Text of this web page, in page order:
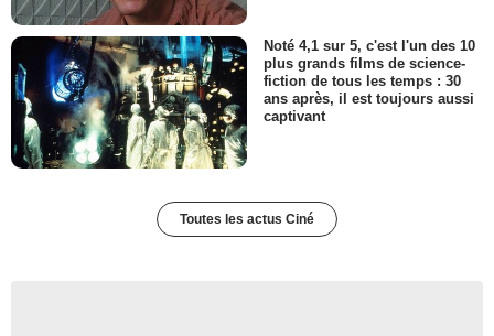
Noté 4,1 sur 5, c'est l'un des 10
plus grands films de science-
fiction de tous les temps : 30
ans après, il est toujours aussi
captivant
Toutes les actus Ciné